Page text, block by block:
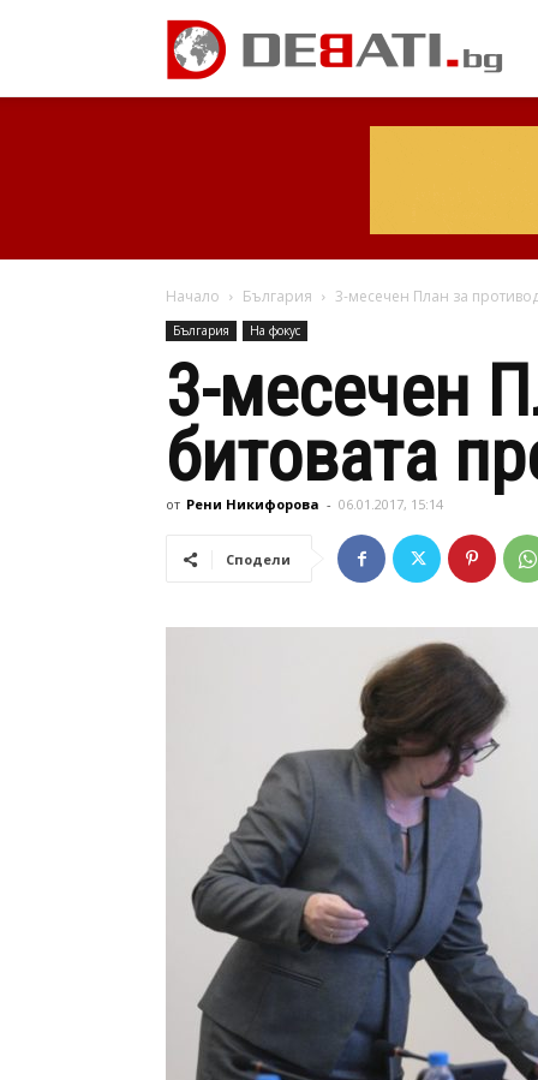
Начало България 3-месечен План за
България На фокус
3-месечен
битовата
от Рени Никифорова - 06.01.2017, 15:14
Сподели